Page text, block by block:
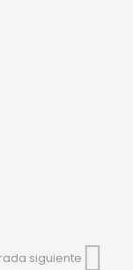
siguiente